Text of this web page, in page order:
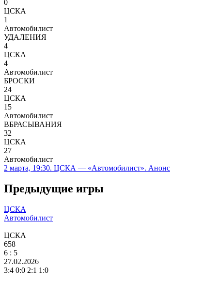
0
ЦСКА
1
Автомобилист
УДАЛЕНИЯ
4
ЦСКА
4
Автомобилист
БРОСКИ
24
ЦСКА
15
Автомобилист
ВБРАСЫВАНИЯ
32
ЦСКА
27
Автомобилист
2 марта, 19:30. ЦСКА — «Автомобилист». Анонс
Предыдущие игры
ЦСКА
Автомобилист
ЦСКА
658
6 : 5
27.02.2026
3:4 0:0 2:1 1:0